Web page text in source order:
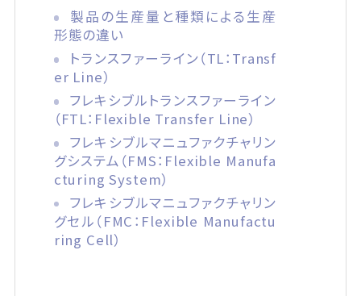
製品の生産量と種類による生産
形態の違い
トランスファーライン（TL：Transf
er Line）
フレキシブルトランスファーライン
（FTL：Flexible Transfer Line）
フレキシブルマニュファクチャリン
グシステム（FMS：Flexible Manufa
cturing System）
フレキシブルマニュファクチャリン
グセル（FMC：Flexible Manufactu
ring Cell）